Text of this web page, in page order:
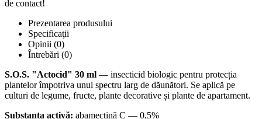
de contact!
Prezentarea produsului
Specificaţii
Opinii (0)
Întrebări (0)
S.O.S. "Actocid" 30 ml — insecticid biologic pentru protecția
plantelor împotriva unui spectru larg de dăunători. Se aplică pe
culturi de legume, fructe, plante decorative și plante de apartament.
Substanța activă: abamectină C — 0,5%